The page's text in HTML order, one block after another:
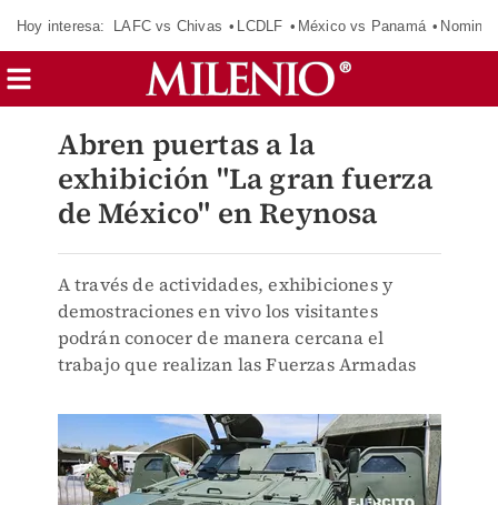
Hoy interesa: LAFC vs Chivas LCDLF México vs Panamá
Abren puertas a la
exhibición "La gran fuerza
de México" en Reynosa
A través de actividades, exhibiciones y
demostraciones en vivo los visitantes
podrán conocer de manera cercana el
trabajo que realizan las Fuerzas Armadas